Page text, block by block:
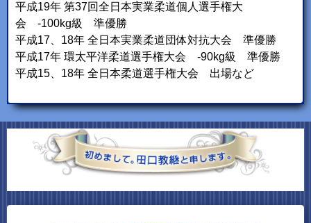
平成19年 第37回全日本実業柔道個人選手権大
会 -100kg級 準優勝
平成17、18年 全日本実業柔道団体対抗大会 準優勝
平成17年 環太平洋柔道選手権大会 -90kg級 準優勝
平成15、18年 全日本柔道選手権大会 出場など